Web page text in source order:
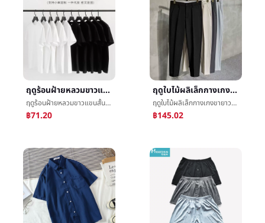
ฤดูร้อนฝ้ายหลวมขาวแขนสั้นเสื้อยืดคอกลมชายชายå¥³ด้วยย่อหน้าเฮฟวี่เวทไม่ตลอดคอบริสุทธิ์จุดต่ำสุดเสื้อขายส่ง
ฤดูร้อนฝ้ายหลวมขาวแขนสั้นเสื้อยืดคอกลมชายชายå¥³ด้วยย่อหน้าเฮฟวี่เวทไม่ตลอดคอบริสุทธิ์จุดต่ำสุดเสื้อขายส่ง
฿71.20
ฤดูใบไม้ผลิเล็กกางเกงขายาวฤดูใบไม้ผลิบริสุทธิ์เสี้ยมเก้านาทีกางเกงขายาวผู้ชายอังกฤษDPบางเล็กèกางเกงLeisureกางเกงå­
ฤดูใบไม้ผลิเล็กกางเกงขายาวฤดูใบไม้ผลิบริสุทธิ์เสี้ยมเก้านาทีกางเกงขายาวผู้ชายอังกฤษDPบางเล็กèกางเกงLeisureกางเกงå­
฿145.02